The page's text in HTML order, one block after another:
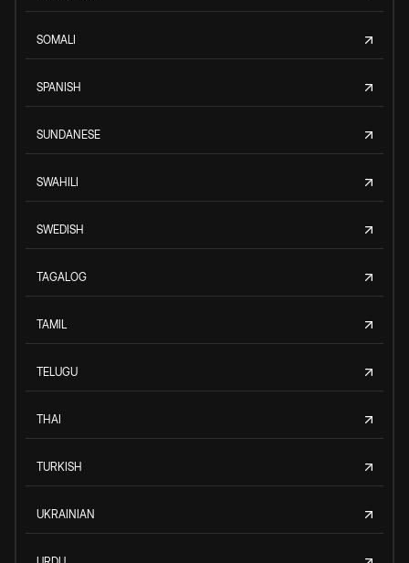
SOMALI
SPANISH
SUNDANESE
SWAHILI
SWEDISH
TAGALOG
TAMIL
TELUGU
THAI
TURKISH
UKRAINIAN